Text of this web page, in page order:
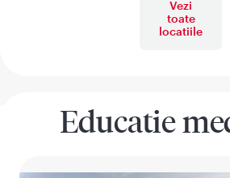
Vezi
toate
locatiile
Educatie